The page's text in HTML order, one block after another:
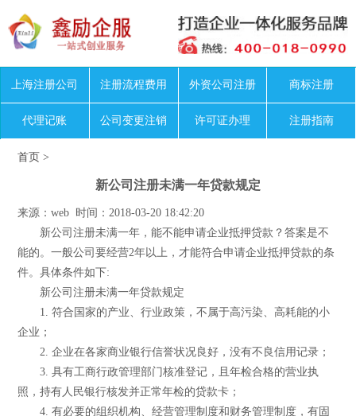
上海注册公司 注册流程费用 外资公司注册 商标注册
代理记账 公司变更注销 许可证办理 注册指南
首页 >
新公司注册未满一年贷款规定
来源：web 时间：2018-03-20 18:42:20
新公司注册未满一年，能不能申请企业抵押贷款？答案是不
能的。一般公司要经营2年以上，才能符合申请企业抵押贷款的条
件。具体条件如下:
新公司注册未满一年贷款规定
1. 符合国家的产业、行业政策，不属于高污染、高耗能的小
企业；
2. 企业在各家商业银行信誉状况良好，没有不良信用记录；
3. 具有工商行政管理部门核准登记，且年检合格的营业执
照，持有人民银行核发并正常年检的贷款卡；
4. 有必要的组织机构、经营管理制度和财务管理制度，有固